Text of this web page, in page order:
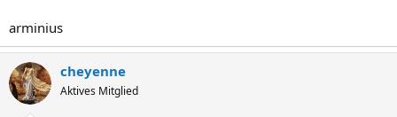
arminius
cheyenne
Aktives Mitglied